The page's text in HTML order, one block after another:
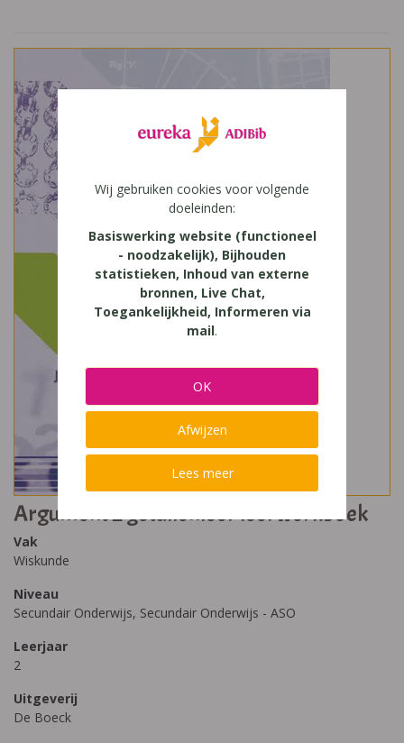
Argument 2 getallenleer leerwerkboek
Vak
Wiskunde
Niveau
Secundair Onderwijs, Secundair Onderwijs - ASO
Leerjaar
2
Uitgeverij
De Boeck
Wij gebruiken cookies voor volgende
doeleinden:
Basiswerking website (functioneel
- noodzakelijk), Bijhouden
statistieken, Inhoud van externe
bronnen, Live Chat,
Toegankelijkheid, Informeren via
mail.
OK
Afwijzen
Lees meer